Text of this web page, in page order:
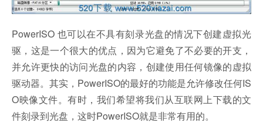
PowerISO 也可以在不具有刻录光盘的情况下创建虚拟光
驱，这是一个很大的优点，因为它避免了不必要的开支，
并允许更快的访问光盘的内容，创建使用任何镜像的虚拟
驱动器。其实，PowerISO的最好的功能是允许修改任何IS
O映像文件。有时，我们希望将我们从互联网上下载的文
件刻录到光盘，这时PowerISO就是非常有用的。